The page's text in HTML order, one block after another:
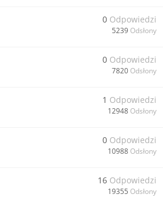
0 Odpowiedzi
5239 Odsłony
0 Odpowiedzi
7820 Odsłony
1 Odpowiedzi
12948 Odsłony
0 Odpowiedzi
10988 Odsłony
16 Odpowiedzi
19355 Odsłony